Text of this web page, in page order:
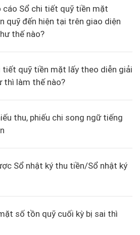
cáo Sổ chi tiết quỹ tiền mặt
quỹ đến hiện tại trên giao diện
thế nào?
tiết quỹ tiền mặt lấy theo diễn giải
làm thế nào?
thu, phiếu chi song ngữ tiếng
Sổ nhật ký thu tiền/Sổ nhật ký
số tồn quỹ cuối kỳ bị sai thì